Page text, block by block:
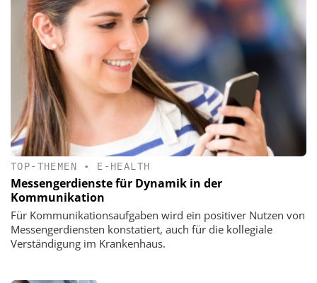
TOP-THEMEN • E-HEALTH
Messengerdienste für Dynamik in der
Kommunikation
Für Kommunikationsaufgaben wird ein positiver Nutzen von
Messengerdiensten konstatiert, auch für die kollegiale
Verständigung im Krankenhaus.